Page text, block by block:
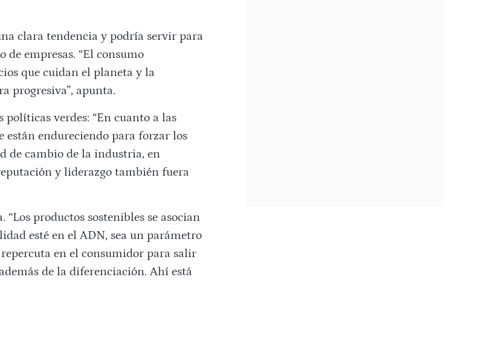
clara tendencia y podría servir para
empresas. “El consumo
que cuidan el planeta y la
progresiva”, apunta.
políticas verdes: “En cuanto a las
están endureciendo para forzar los
de cambio de la industria, en
y liderazgo también fuera
productos sostenibles se asocian
esté en el ADN, sea un parámetro
en el consumidor para salir
de la diferenciación. Ahí está